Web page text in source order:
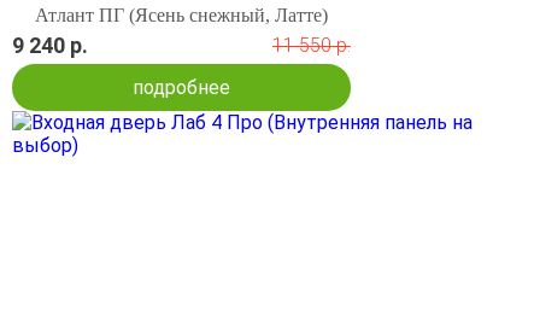
Атлант ПГ (Ясень снежный, Латте)
9 240 р.
11 550 р.
подробнее